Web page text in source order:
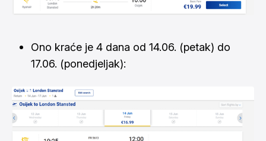
Ono kraće je 4 dana od 14.06. (petak) do
17.06. (ponedjeljak):